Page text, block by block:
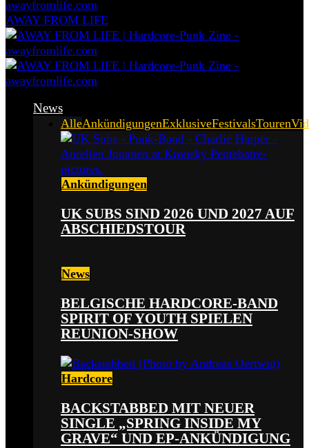
AWAY FROM LIFE
News
AlleAnkündigungenExklusiveFestivalsTouren
Ankündigungen
UK SUBS SIND 2026 UND 2027 AUF
ABSCHIEDSTOUR
News
BELGISCHE HARDCORE-BAND
SPIRIT OF YOUTH SPIELEN
REUNION-SHOW
Hardcore
BACKSTABBED MIT NEUER
SINGLE „SPRING INSIDE MY
GRAVE“ UND EP-ANKÜNDIGUNG